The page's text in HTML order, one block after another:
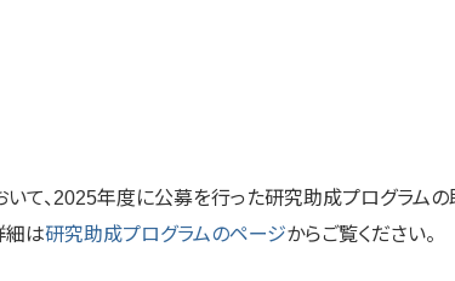
て、2025年度に公募を行った研究助成プログラム
細は研究助成プログラムのページからご覧ください。